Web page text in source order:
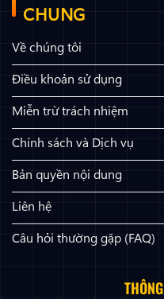
CHUNG
Về chúng tôi
Điều khoản sử dụng
Miễn trừ trách nhiệm
Chính sách và Dịch vụ
Bản quyền nội dung
Liên hệ
Câu hỏi thường gặp (FAQ)